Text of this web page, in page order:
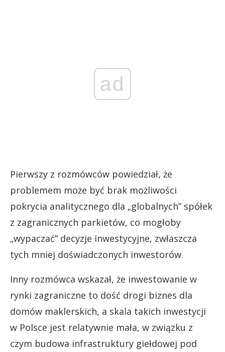
ad
Pierwszy z rozmówców powiedział, że
problemem może być brak możliwości
pokrycia analitycznego dla „globalnych” spółek
z zagranicznych parkietów, co mogłoby
„wypaczać” decyzje inwestycyjne, zwłaszcza
tych mniej doświadczonych inwestorów.
Inny rozmówca wskazał, że inwestowanie w
rynki zagraniczne to dość drogi biznes dla
domów maklerskich, a skala takich inwestycji
w Polsce jest relatywnie mała, w związku z
czym budowa infrastruktury giełdowej pod